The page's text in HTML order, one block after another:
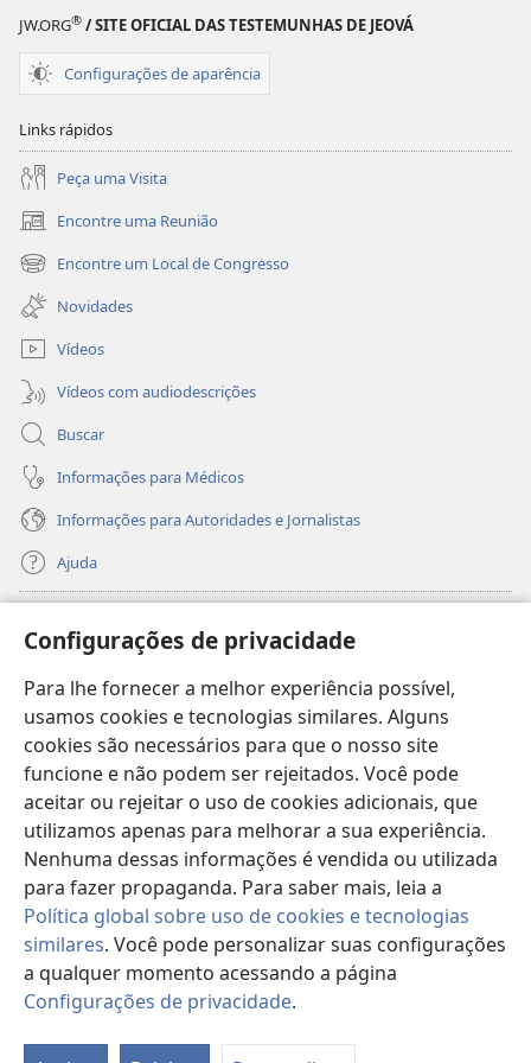
Configurações de privacidade
Para lhe fornecer a melhor experiência possível,
usamos cookies e tecnologias similares. Alguns
cookies são necessários para que o nosso site
funcione e não podem ser rejeitados. Você pode
aceitar ou rejeitar o uso de cookies adicionais, que
utilizamos apenas para melhorar a sua experiência.
Nenhuma dessas informações é vendida ou utilizada
para fazer propaganda. Para saber mais, leia a
Política global sobre uso de cookies e tecnologias
similares. Você pode personalizar suas configurações
a qualquer momento acessando a página
Configurações de privacidade.
hábitos!hábitos!
JW.ORG® / SITE OFICIAL DAS TESTEMUNHAS DE JEOVÁ
Configurações de aparência
Links rápidos
Peça uma Visita
Encontre uma Reunião
(abre
nova
janela)
Encontre um Local de Congresso
(abre
nova
janela)
Novidades
Vídeos
Vídeos com audiodescrições
Buscar
Informações para Médicos
Informações para Autoridades e Jornalistas
Ajuda
(abre
nova
janela)
Biblioteca On-line da Torre de Vigia™
(abre
nova
janela)JW Hub
(abre
nova
janela)JW Library
Watchtower Library
Copyright© 2026 Watch Tower Bible and Tract Society of Pennsylvania.
TERMOS DE USO | POLÍTICA DE PRIVACIDADE
PRIVACIDADE